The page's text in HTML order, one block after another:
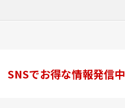
SNSでお得な情報発信中